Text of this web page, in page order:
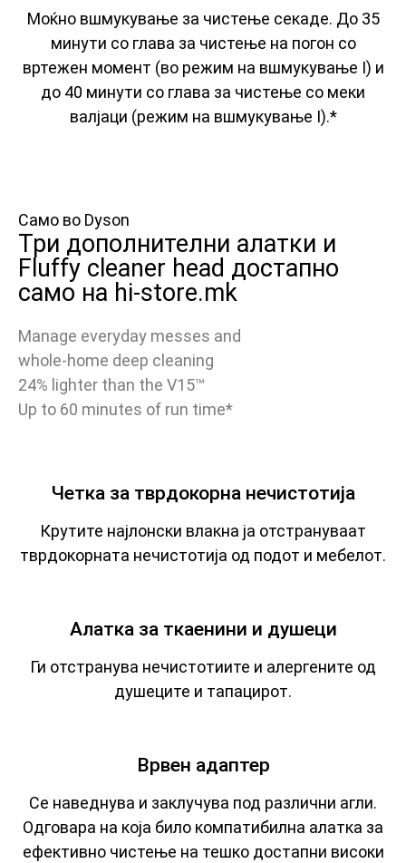
Моќно вшмукување за чистење секаде. До 35
минути со глава за чистење на погон со
вртежен момент (во режим на вшмукување I) и
до 40 минути со глава за чистење со меки
валјаци (режим на вшмукување I).*
Само во Dyson
Три дополнителни алатки и
Fluffy cleaner head достапно
само на hi-store.mk
Manage everyday messes and
whole-home deep cleaning
24% lighter than the V15™️
Up to 60 minutes of run time*
Четка за тврдокорна нечистотија
Крутите најлонски влакна ја отстрануваат
тврдокорната нечистотија од подот и мебелот.
Алатка за ткаенини и душеци
Ги отстранува нечистотиите и алергените од
душеците и тапацирот.
Врвен адаптер
Се наведнува и заклучува под различни агли.
Одговара на која било компатибилна алатка за
ефективно чистење на тешко достапни високи